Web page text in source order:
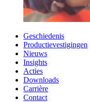
Geschiedenis
Productievestigingen
Nieuws
Insights
Acties
Downloads
Carrière
Contact